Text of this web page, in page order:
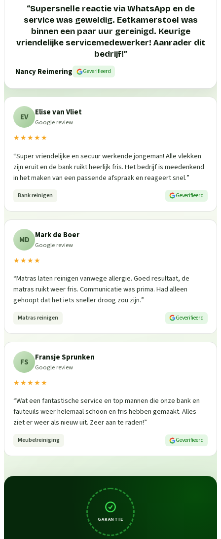
“Supersnelle reactie via WhatsApp en de
service was geweldig. Eetkamerstoel was
binnen een paar uur gereinigd. Keurige
vriendelijke servicemedewerker! Aanrader dit
bedrijf!”
Nancy Reimering
Geverifieerd
EV Elise van Vliet
Google review
★★★★★
“Super vriendelijke en secuur werkende jongeman! Alle vlekken
zijn eruit en de bank ruikt heerlijk fris. Het bedrijf is meedenkend
in het maken van een passende afspraak en reageert snel.”
Bank reinigen Geverifieerd
MD Mark de Boer
Google review
★★★★
“Matras laten reinigen vanwege allergie. Goed resultaat, de
matras ruikt weer fris. Communicatie was prima. Had alleen
gehoopt dat het iets sneller droog zou zijn.”
Matras reinigen Geverifieerd
FS Fransje Sprunken
Google review
★★★★★
“Wat een fantastische service en top mannen die onze bank en
fauteuils weer helemaal schoon en fris hebben gemaakt. Alles
ziet er weer als nieuw uit. Zeer aan te raden!”
Meubelreiniging Geverifieerd
GARANTIE